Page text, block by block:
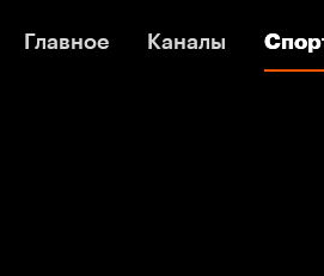
Главное Каналы
Главное Каналы